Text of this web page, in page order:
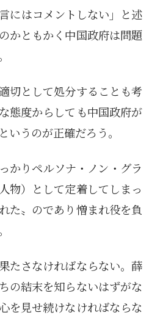
にはコメントしない」と述
かともかく中国政府は問題
切として処分することも考
態度からしても中国政府が
いうのが正確だろう。
かりペルソナ・ノン・グラ
物）として定着してしまっ
た〟のであり憎まれ役を負
たさなければならない。薛
の結末を知らないはずがな
を見せ続けなければならな